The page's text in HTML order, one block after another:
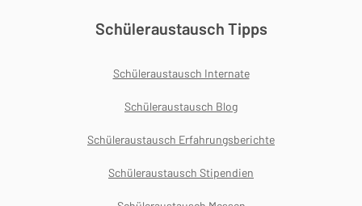
Schüleraustausch Tipps
Schüleraustausch Internate
Schüleraustausch Blog
Schüleraustausch Erfahrungsberichte
Schüleraustausch Stipendien